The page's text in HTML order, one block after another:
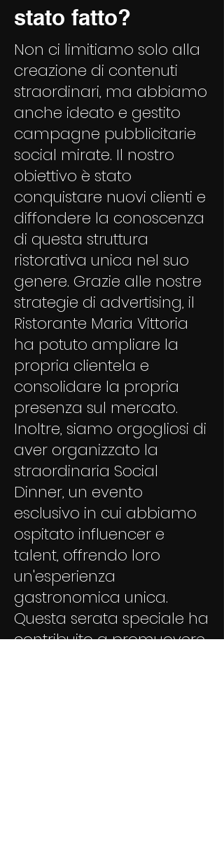
stato fatto?
Non ci limitiamo solo alla
creazione di contenuti
straordinari, ma abbiamo
anche ideato e gestito
campagne pubblicitarie
social mirate. Il nostro
obiettivo è stato
conquistare nuovi clienti e
diffondere la conoscenza
di questa struttura
ristorativa unica nel suo
genere. Grazie alle nostre
strategie di advertising, il
Ristorante Maria Vittoria
ha potuto ampliare la
propria clientela e
consolidare la propria
presenza sul mercato.
Inoltre, siamo orgogliosi di
aver organizzato la
straordinaria Social
Dinner, un evento
esclusivo in cui abbiamo
ospitato influencer e
talent, offrendo loro
un'esperienza
gastronomica unica.
Questa serata speciale ha
contribuito a promuovere